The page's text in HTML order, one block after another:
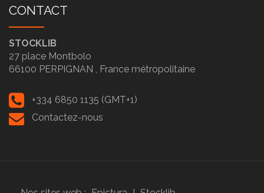
CONTACT
STOCKLIB
27 place Montbolo
66100 PERPIGNAN , France métropolitaine
+334 6850 1135 (GMT+1)
Contactez-nous